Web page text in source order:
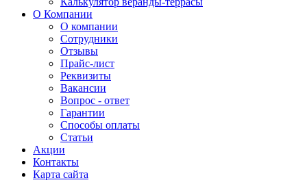
О Компании
О компании
Сотрудники
Отзывы
Прайс-лист
Реквизиты
Вакансии
Вопрос - ответ
Гарантии
Способы оплаты
Статьи
Акции
Контакты
Карта сайта